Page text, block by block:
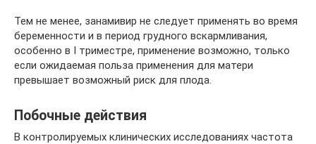
Тем не менее, занамивир не следует применять во время
беременности и в период грудного вскармливания,
особенно в I триместре, применение возможно, только
если ожидаемая польза применения для матери
превышает возможный риск для плода.
Побочные действия
В контролируемых клинических исследованиях частота